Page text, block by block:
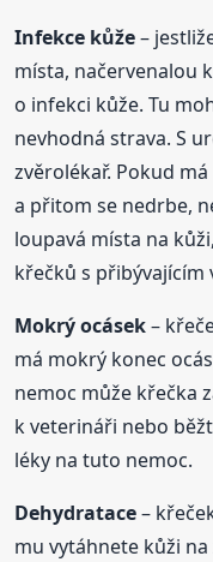
Infekce kůže–
místa, načervenalou
o infekci kůže. Tu
nevhodná strava. S
zvěrolékař. Pokud
a přitom se nedrbe,
loupavá místa na
křečků s přibývajícím
Mokrý ocásek–
má mokrý konec
nemoc může křečka
k veterináři nebo
léky na tuto nemoc.
Dehydratace–
mu vytáhnete kůži